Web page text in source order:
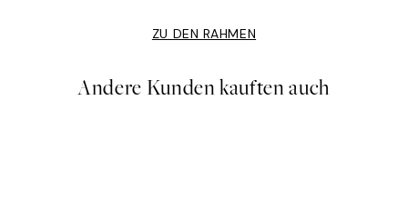
ZU DEN RAHMEN
Andere Kunden kauften auch